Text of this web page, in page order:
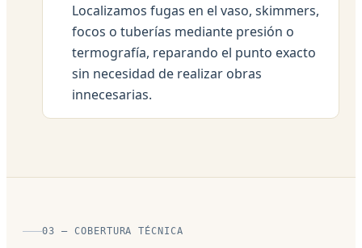
Localizamos fugas en el vaso, skimmers,
focos o tuberías mediante presión o
termografía, reparando el punto exacto
sin necesidad de realizar obras
innecesarias.
03 — COBERTURA TÉCNICA